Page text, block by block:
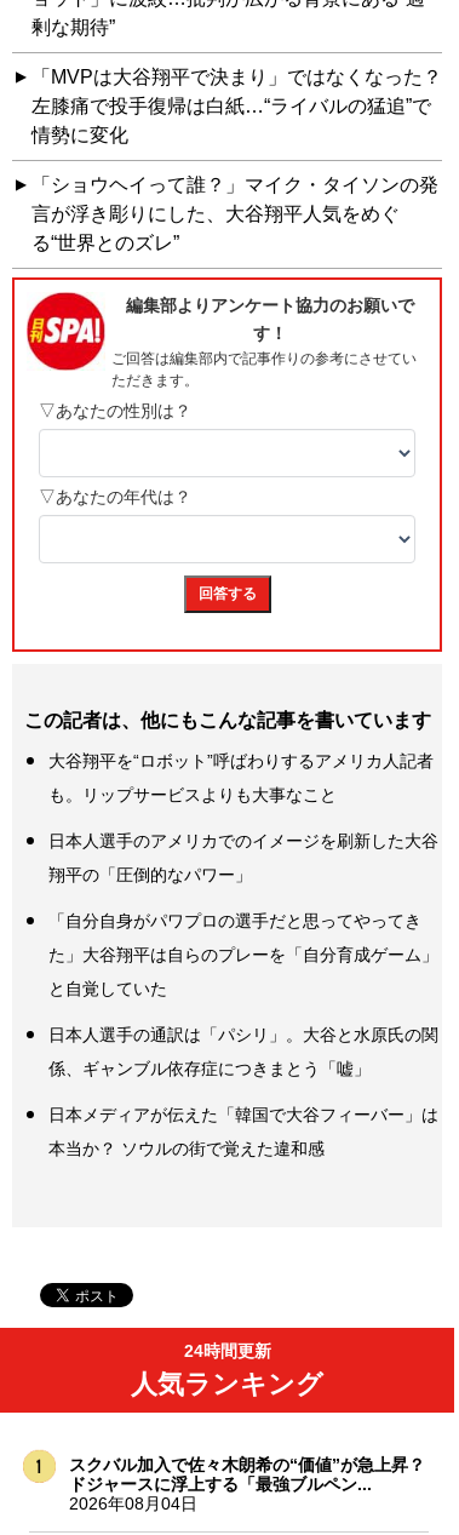
剰な期待”
「MVPは大谷翔平で決まり」ではなくなった？
左膝痛で投手復帰は白紙…“ライバルの猛追”で
情勢に変化
「ショウヘイって誰？」マイク・タイソンの発
言が浮き彫りにした、大谷翔平人気をめぐ
る“世界とのズレ”
この記者は、他にもこんな記事を書いています
大谷翔平を“ロボット”呼ばわりするアメリカ人記者
も。リップサービスよりも大事なこと
日本人選手のアメリカでのイメージを刷新した大谷
翔平の「圧倒的なパワー」
「自分自身がパワプロの選手だと思ってやってき
た」大谷翔平は自らのプレーを「自分育成ゲーム」
と自覚していた
日本人選手の通訳は「パシリ」。大谷と水原氏の関
係、ギャンブル依存症につきまとう「嘘」
日本メディアが伝えた「韓国で大谷フィーバー」は
本当か？ ソウルの街で覚えた違和感
24時間更新
人気ランキング
スクバル加入で佐々木朗希の“価値”が急上昇？
ドジャースに浮上する「最強ブルペン...
2026年08月04日